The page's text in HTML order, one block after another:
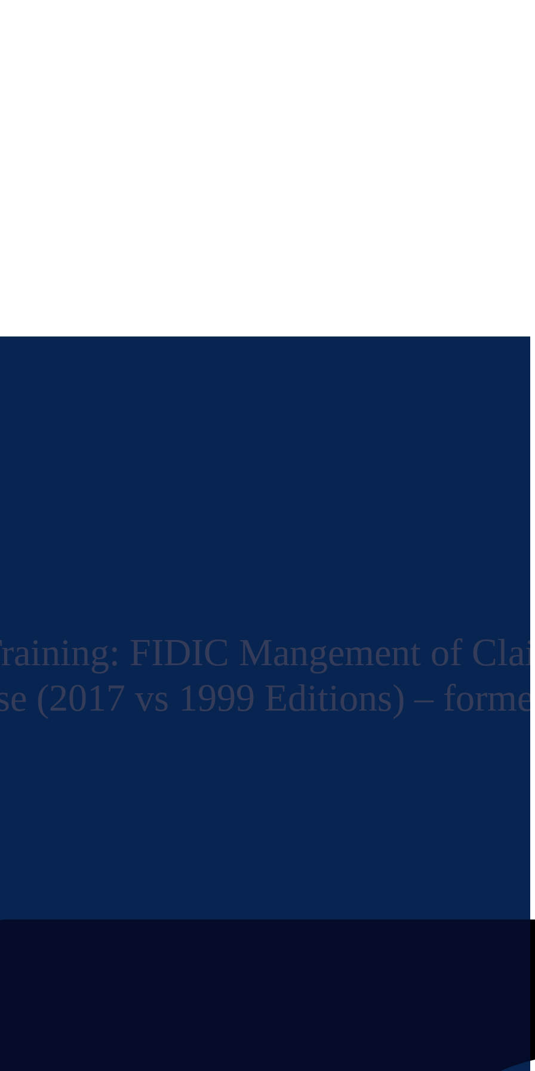
FIDIC Mangement of
(2017 vs 1999 Editions) –